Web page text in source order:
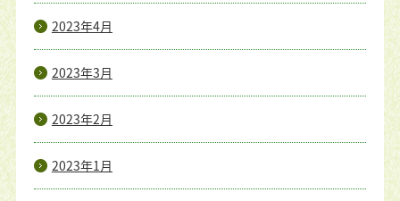
2023年4月
2023年3月
2023年2月
2023年1月